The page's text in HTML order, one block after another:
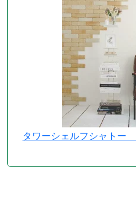
タワーシェルフシャトー